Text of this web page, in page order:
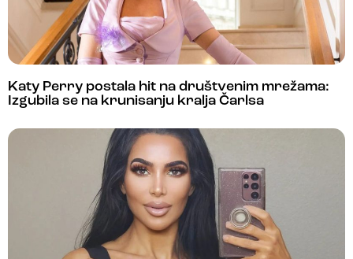
Katy Perry postala hit na društvenim mrežama:
Izgubila se na krunisanju kralja Čarlsa